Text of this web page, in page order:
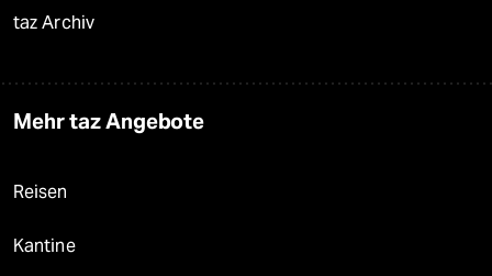
taz Archiv
Mehr taz Angebote
Reisen
Kantine